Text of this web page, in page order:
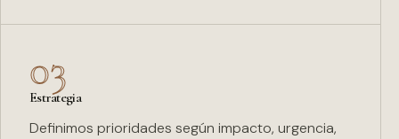
03
Estrategia
Definimos prioridades según impacto, urgencia,